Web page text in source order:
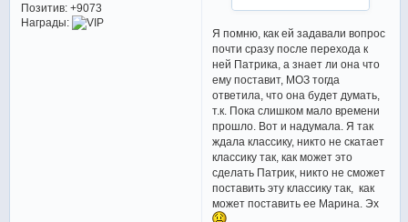
Позитив: +9073
Награды:
Я помню, как ей задавали вопрос
почти сразу после перехода к
ней Патрика, а знает ли она что
ему поставит, МОЗ тогда
ответила, что она будет думать,
т.к. Пока слишком мало времени
прошло. Вот и надумала. Я так
ждала классику, никто не скатает
классику так, как может это
сделать Патрик, никто не сможет
поставить эту классику так, как
может поставить ее Марина. Эх